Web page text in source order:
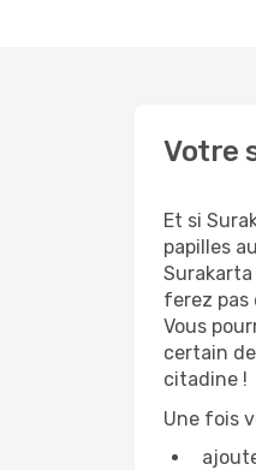
Votre
Et si
papilles
ferez pas
Vous
certain
citadine !
Une fois